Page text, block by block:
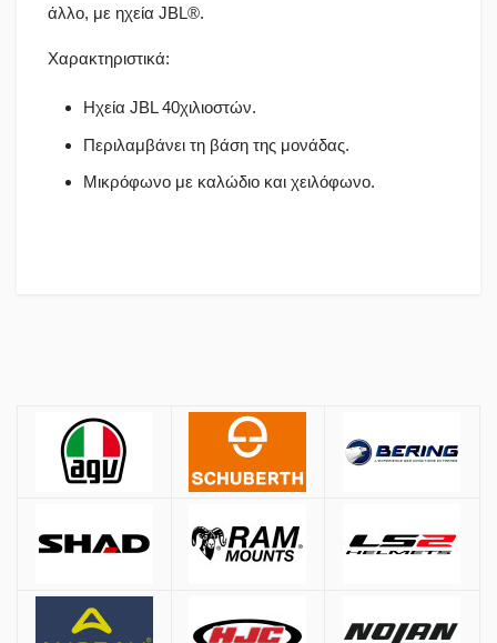
άλλο, με ηχεία JBL®.
Χαρακτηριστικά:
Ηχεία JBL 40χιλιοστών.
Περιλαμβάνει τη βάση της μονάδας.
Μικρόφωνο με καλώδιο και χειλόφωνο.
Αποστολές
Όλες οι αποστολές πραγματοποιούνται μέσω και
Αθήνα:2.90€
Αντικαταβολή: +
1.50€